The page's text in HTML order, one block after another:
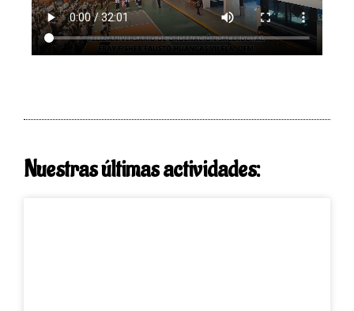
Nuestras últimas actividades: